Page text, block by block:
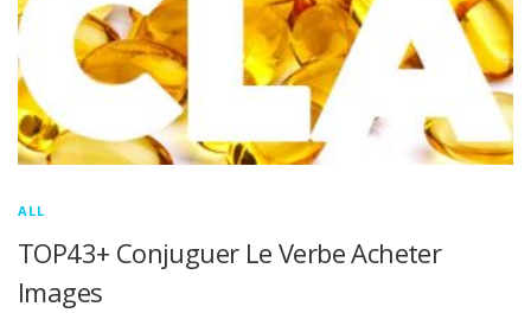
ALL
TOP43+ Conjuguer Le Verbe Acheter
Images